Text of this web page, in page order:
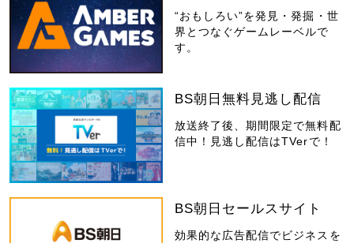
“おもしろい”を発見・発掘・世
界とつなぐゲームレーベルで
す。
BS朝日無料見逃し配信
放送終了後、期間限定で無料配
信中！見逃し配信はTVerで！
BS朝日セールスサイト
効果的な広告配信でビジネスを